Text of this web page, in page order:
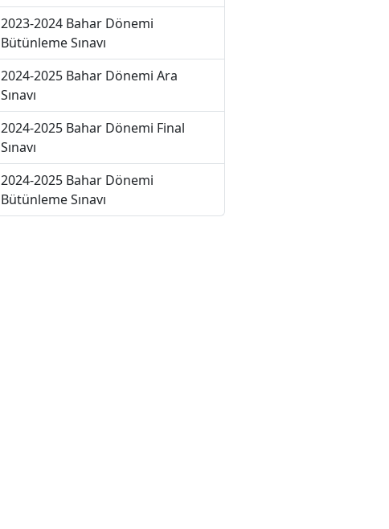
2023-2024 Bahar Dönemi
Bütünleme Sınavı
2024-2025 Bahar Dönemi Ara
Sınavı
2024-2025 Bahar Dönemi Final
Sınavı
2024-2025 Bahar Dönemi
Bütünleme Sınavı